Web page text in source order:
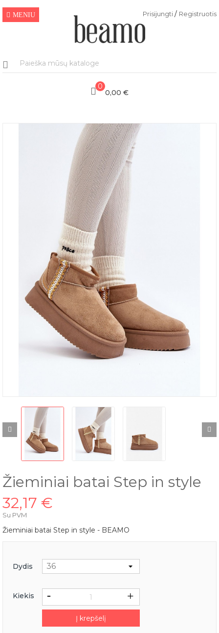
MENIU Prisijungti/ Registruotis
0
0,00 €
Žieminiai batai Step in style
32,17 €
Su PVM
Žieminiai batai Step in style - BEAMO
Dydis
Kiekis
Į krepšelį